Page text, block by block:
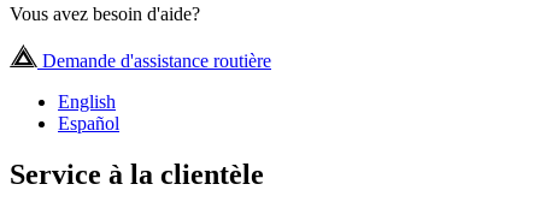
Vous avez besoin d'aide?
Demande d'assistance routière
English
Español
Service à la clientèle